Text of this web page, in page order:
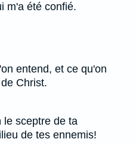
m'a été confié.
entend, et ce qu'on
Christ.
le sceptre de ta
de tes ennemis!